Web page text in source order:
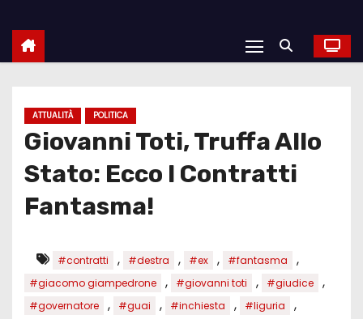
ATTUALITÀ POLITICA
Giovanni Toti, Truffa Allo
Stato: Ecco I Contratti
Fantasma!
#contratti , #destra , #ex , #fantasma ,
#giacomo giampedrone , #giovanni toti , #giudice ,
#governatore , #guai , #inchiesta , #liguria ,